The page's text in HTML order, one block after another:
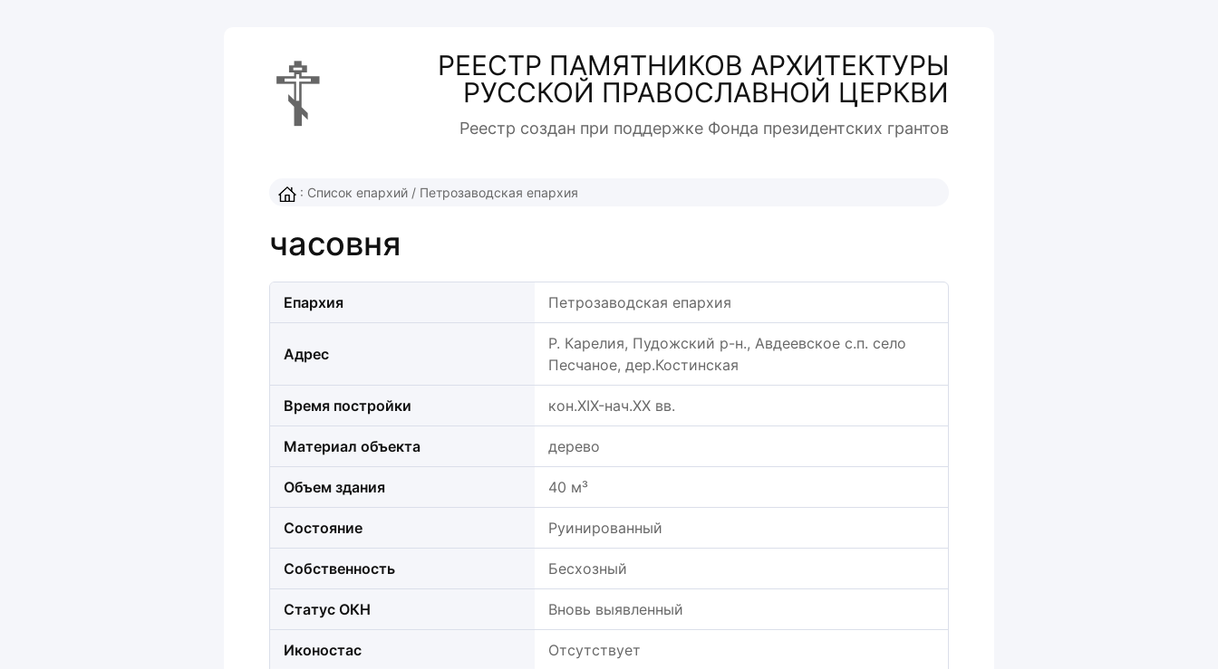
☦
РЕЕСТР ПАМЯТНИКОВ АРХИТЕКТУРЫ
РУССКОЙ ПРАВОСЛАВНОЙ ЦЕРКВИ
Реестр создан при поддержке Фонда президентcких грантов
: Список епархий / Петрозаводская епархия
часовня
Епархия Петрозаводская епархия
Адрес
Р. Карелия, Пудожский р-н., Авдеевское с.п. село
Песчаное, дер.Костинская
Время постройки кон.XIX-нач.XX вв.
Материал объекта дерево
Объем здания 40 м³
Состояние Руинированный
Собственность Бесхозный
Статус ОКН Вновь выявленный
Иконостас Отсутствует